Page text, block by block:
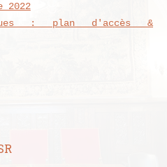
2022
: plan d'accès &